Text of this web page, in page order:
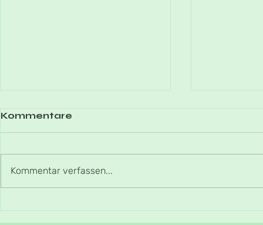
Kommentare
Kommentar verfassen...